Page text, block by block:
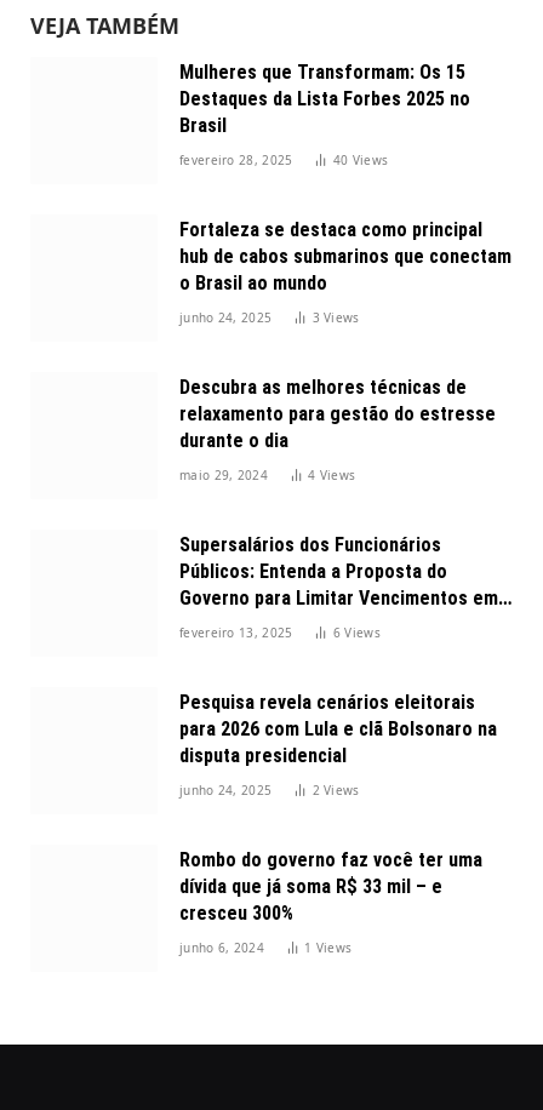
VEJA TAMBÉM
Mulheres que Transformam: Os 15
Destaques da Lista Forbes 2025 no
Brasil
fevereiro 28, 2025 40 Views
Fortaleza se destaca como principal
hub de cabos submarinos que conectam
o Brasil ao mundo
junho 24, 2025 3Views
Descubra as melhores técnicas de
relaxamento para gestão do estresse
durante o dia
maio 29, 2024 4 Views
Supersalários dos Funcionários
Públicos: Entenda a Proposta do
Governo para Limitar Vencimentos em
2025
fevereiro 13, 2025 6Views
Pesquisa revela cenários eleitorais
para 2026 com Lula e clã Bolsonaro na
disputa presidencial
junho 24, 2025 2Views
Rombo do governo faz você ter uma
dívida que já soma R$ 33 mil – e
cresceu 300%
junho 6, 2024 1 Views